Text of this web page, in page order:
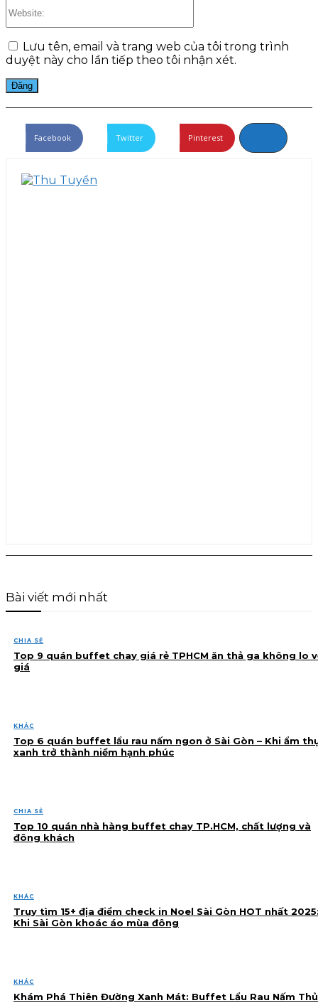
Lưu tên, email và trang web của tôi trong trình
duyệt này cho lần tiếp theo tôi nhận xét.
Facebook Twitter Pinterest
Bài viết mới nhất
CHIA SẺ
Top 9 quán buffet chay giá rẻ TPHCM ăn thả ga không lo
giá
KHÁC
Top 6 quán buffet lẩu rau nấm ngon ở Sài Gòn – Khi ẩm
xanh trở thành niềm hạnh phúc
CHIA SẺ
Top 10 quán nhà hàng buffet chay TP.HCM, chất lượng và
đông khách
KHÁC
Truy tìm 15+ địa điểm check in Noel Sài Gòn HOT nhất
Khi Sài Gòn khoác áo mùa đông
KHÁC
Khám Phá Thiên Đường Xanh Mát: Buffet Lẩu Rau Nấm Thủ